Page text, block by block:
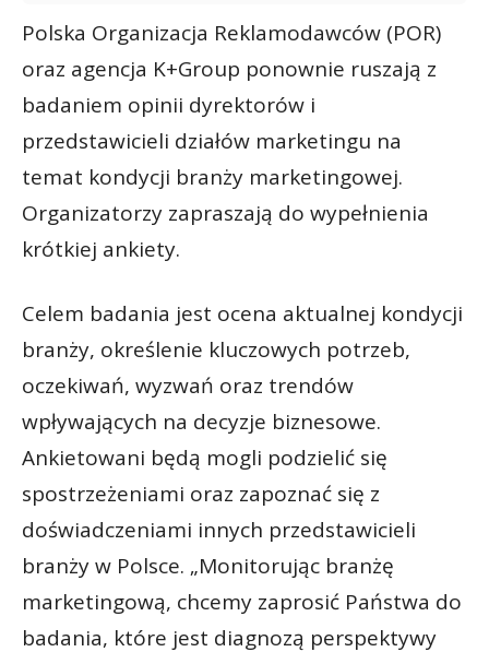
Polska Organizacja Reklamodawców (POR)
oraz agencja K+Group ponownie ruszają z
badaniem opinii dyrektorów i
przedstawicieli działów marketingu na
temat kondycji branży marketingowej.
Organizatorzy zapraszają do wypełnienia
krótkiej ankiety.
Celem badania jest ocena aktualnej kondycji
branży, określenie kluczowych potrzeb,
oczekiwań, wyzwań oraz trendów
wpływających na decyzje biznesowe.
Ankietowani będą mogli podzielić się
spostrzeżeniami oraz zapoznać się z
doświadczeniami innych przedstawicieli
branży w Polsce. „Monitorując branżę
marketingową, chcemy zaprosić Państwa do
badania, które jest diagnozą perspektywy